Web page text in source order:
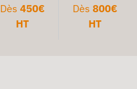
Dès 450€
HT
Dès 800€
HT